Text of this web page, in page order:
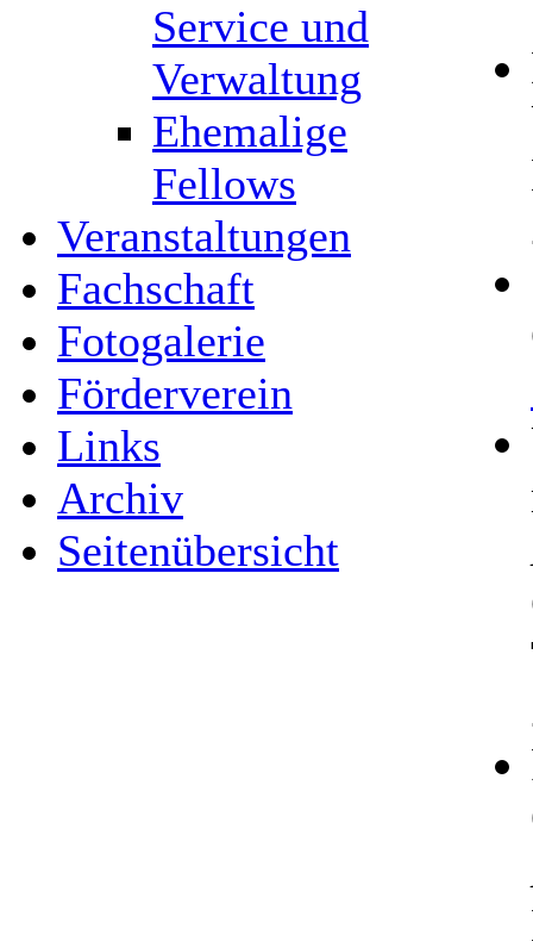
Service und
Verwaltung
Ehemalige
Fellows
Veranstaltungen
Fachschaft
Fotogalerie
Förderverein
Links
Archiv
Seitenübersicht